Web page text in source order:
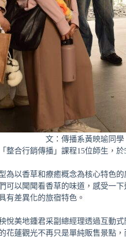
文：傳播系黃映瑜同學
合行銷傳播」課程15位師生，
為以香草和療癒概念為核心特色
可以聞聞看香草的味道，感受一
有差異化的旅宿特色。
悅美地鍾君采副總經理透過互
花蓮觀光不再只是單純販售景點